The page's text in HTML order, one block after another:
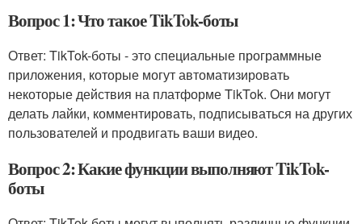
Вопрос 1: Что такое TikTok-боты
Ответ: TikTok-боты - это специальные программные
приложения, которые могут автоматизировать
некоторые действия на платформе TikTok. Они могут
делать лайки, комментировать, подписываться на других
пользователей и продвигать ваши видео.
Вопрос 2: Какие функции выполняют TikTok-
боты